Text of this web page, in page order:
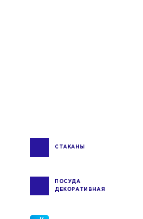
СТАКАНЫ
ПОСУДА
ДЕКОРАТИВНАЯ